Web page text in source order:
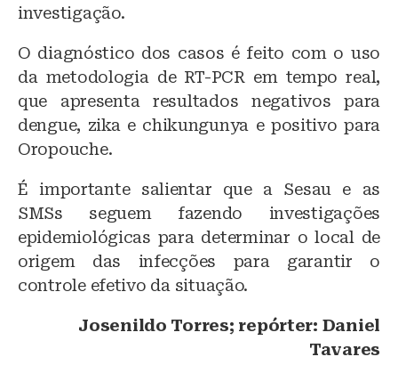
investigação.
O diagnóstico dos casos é feito com o uso
da metodologia de RT-PCR em tempo real,
que apresenta resultados negativos para
dengue, zika e chikungunya e positivo para
Oropouche.
É importante salientar que a Sesau e as
SMSs seguem fazendo investigações
epidemiológicas para determinar o local de
origem das infecções para garantir o
controle efetivo da situação.
Josenildo Torres; repórter: Daniel
Tavares